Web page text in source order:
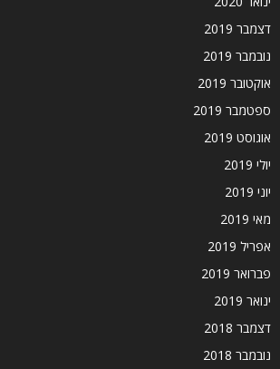
דצמבר 2019
נובמבר 2019
אוקטובר 2019
ספטמבר 2019
אוגוסט 2019
יולי 2019
יוני 2019
מאי 2019
אפריל 2019
פברואר 2019
ינואר 2019
דצמבר 2018
נובמבר 2018